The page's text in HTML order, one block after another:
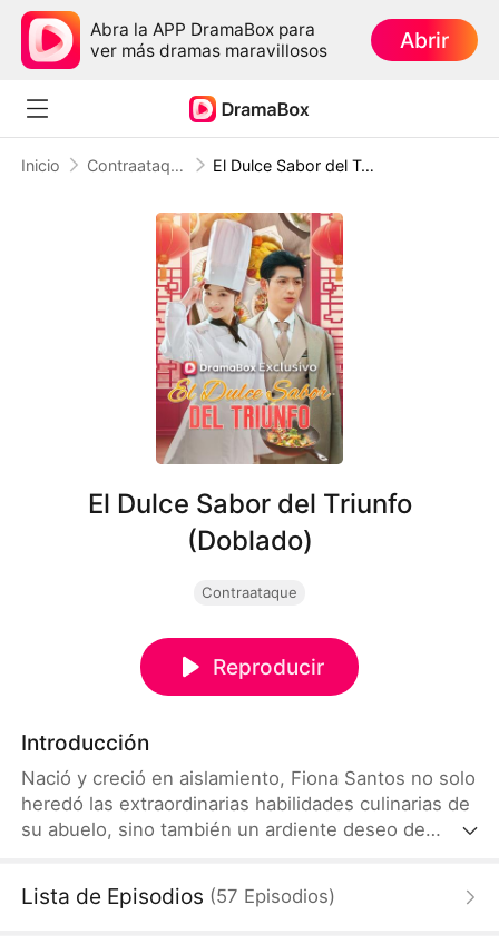
Abra la APP DramaBox para
ver más dramas maravillosos
Abrir
Inicio Contraataque El Dulce Sabor del Triunfo (Doblado)
El Dulce Sabor del Triunfo
(Doblado)
Contraataque
Reproducir
Introducción
Nació y creció en aislamiento, Fiona Santos no solo
heredó las extraordinarias habilidades culinarias de
su abuelo, sino también un ardiente deseo de
Esteban Parra, el despiadado dueño del
Lista de Episodios (57 Episodios)